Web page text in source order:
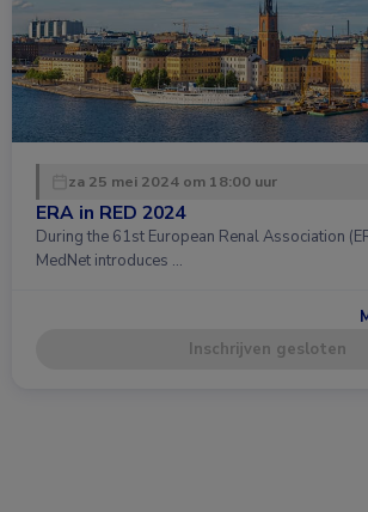
za 25 mei 2024 om 18:00 uur
ERA in RED 2024
During the 61st European Renal Association
MedNet introduces …
Inschrijven gesloten